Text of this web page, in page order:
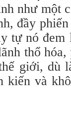
như một
đầy
tự nó đem
thổ
giới, dù
kiến và